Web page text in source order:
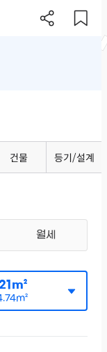
건물 등기/설계
월세